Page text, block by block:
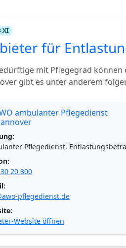
XI
für
mit Pflegegrad
gibt es unter anderem
ambulanter Pflegedienst
Pflegedienst,
20 800
pflegedienst.de
Website öffnen